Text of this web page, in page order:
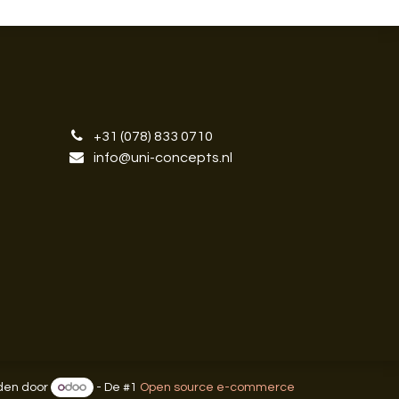
+31 (078) 833 0710
info@uni-concepts.nl
door - De #1 Open source e-commerce